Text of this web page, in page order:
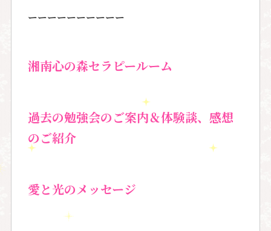
ーーーーーーーーーー
湘南心の森セラピールーム
過去の勉強会のご案内＆体験談、感想
のご紹介
愛と光のメッセージ